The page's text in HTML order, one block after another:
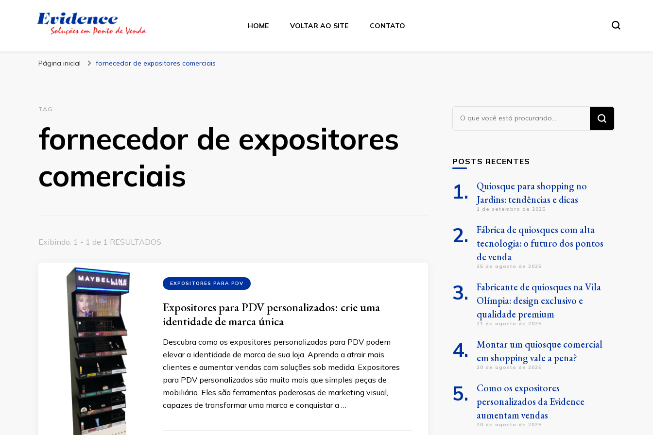
Blog Evidence
HOME VOLTAR AO SITE CONTATO
Página inicial fornecedor de expositores comerciais
TAG
fornecedor de expositores
comerciais
Exibindo: 1 - 1 de 1 RESULTADOS
EXPOSITORES PARA PDV
Expositores para PDV personalizados: crie uma
identidade de marca única
Descubra como os expositores personalizados para PDV podem
elevar a identidade de marca de sua loja. Aprenda a atrair mais
clientes e aumentar vendas com soluções sob medida. Expositores
para PDV personalizados são muito mais que simples peças de
mobiliário. Eles são ferramentas poderosas de marketing visual,
capazes de transformar uma marca e conquistar a …
Procurando
algo?
POSTS RECENTES
Quiosque para shopping no
Jardins: tendências e dicas
1 de setembro de 2025
Fábrica de quiosques com alta
tecnologia: o futuro dos pontos
de venda
25 de agosto de 2025
Fabricante de quiosques na Vila
Olímpia: design exclusivo e
qualidade premium
21 de agosto de 2025
Montar um quiosque comercial
em shopping vale a pena?
20 de agosto de 2025
Como os expositores
personalizados da Evidence
aumentam vendas
20 de agosto de 2025